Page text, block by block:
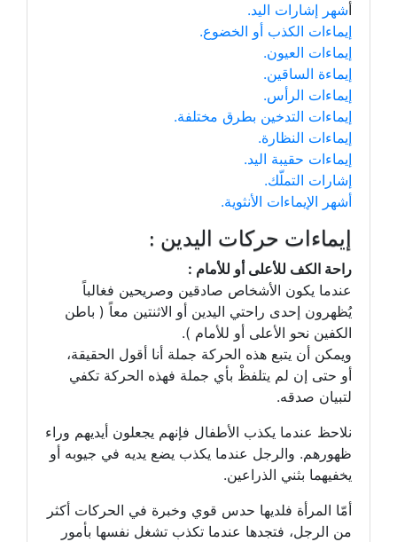
أشهر إشارات اليد.
إيماءات الكذب أو الخضوع.
إيماءات العيون.
إيماءة الساقين.
إيماءات الرأس.
إيماءات التدخين بطرق مختلفة.
إيماءات النظارة.
إيماءات حقيبة اليد.
إشارات التملّك.
أشهر الإيماءات الأنثوية.
إيماءات حركات اليدين :
راحة الكف للأعلى أو للأمام :
عندما يكون الأشخاص صادقين وصريحين فغالباً
يُظهرون إحدى راحتي اليدين أو الاثنتين معاً ( باطن
الكفين نحو الأعلى أو للأمام ).
ويمكن أن يتبع هذه الحركة جملة أنا أقول الحقيقة،
أو حتى إن لم يتلفظْ بأي جملة فهذه الحركة تكفي
لتبيان صدقه.
نلاحظ عندما يكذب الأطفال فإنهم يجعلون أيديهم وراء
ظهورهم. والرجل عندما يكذب يضع يديه في جيوبه أو
يخفيهما بثني الذراعين.
أمّا المرأة فلديها حدس قوي وخبرة في الحركات أكثر
من الرجل، فتجدها عندما تكذب تشغل نفسها بأمور